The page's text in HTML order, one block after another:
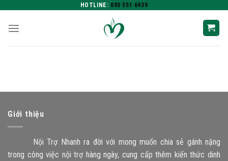
content
HOTLINE: 093 551 6939
Giới thiệu
Nội Trợ Nhanh ra đời với mong muốn chia sẻ gánh nặng
trong công việc nội trợ hàng ngày, cung cấp thêm kiến thức dinh